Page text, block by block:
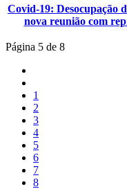
Covid-19: Desocupação
nova reunião com
Página 5 de 8
1
2
3
4
5
6
7
8